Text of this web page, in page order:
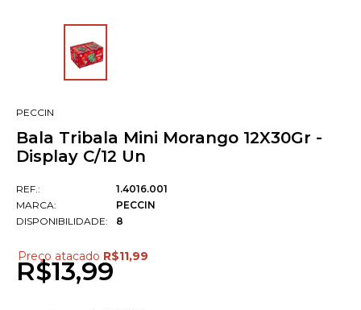
PECCIN
Bala Tribala Mini Morango 12X30Gr -
Display C/12 Un
REF.:
MARCA:
DISPONIBILIDADE:
1.4016.001
PECCIN
8
Preço atacado R$11,99
R$13,99